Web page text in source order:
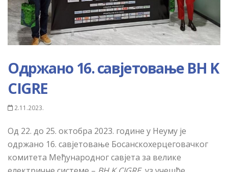
Одржано 16. савјетовање BH K
CIGRE
2.11.2023.
Од 22. до 25. октобра 2023. године у Неуму је
одржано 16. савјетовање Босанскохерцеговачког
комитета Међународногсавјета за велике